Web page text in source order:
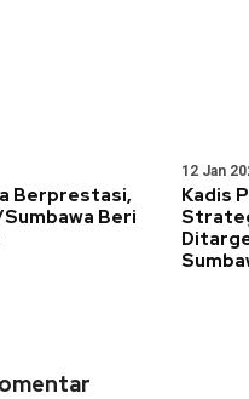
Berprestasi,
Beri
12 Jan
Kadis